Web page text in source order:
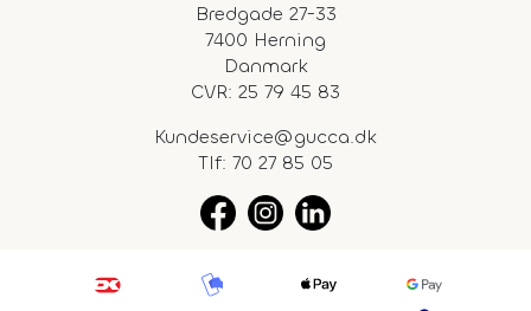
Bredgade 27-33
7400 Herning
Danmark
CVR: 25 79 45 83
Kundeservice@gucca.dk
Tlf: 70 27 85 05